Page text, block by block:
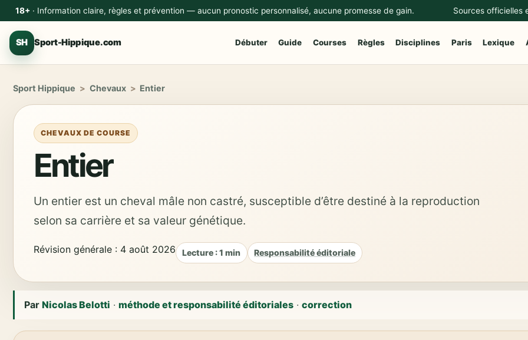
18+· Information claire, règles et prévention — aucun pronostic personnalisé, aucune promesse de gain. Sources officielles
SH Sport-Hippique.com Débuter Guide Courses Règles Disciplines Paris Lexique
Sport Hippique > Chevaux > Entier
CHEVAUX DE COURSE
Entier
Un entier est un cheval mâle non castré, susceptible d’être destiné à la reproduction
selon sa carrière et sa valeur génétique.
Révision générale : 4 août 2026 Lecture : 1 min Responsabilité éditoriale
ParNicolas Belotti ·méthode et responsabilité éditoriales ·correction